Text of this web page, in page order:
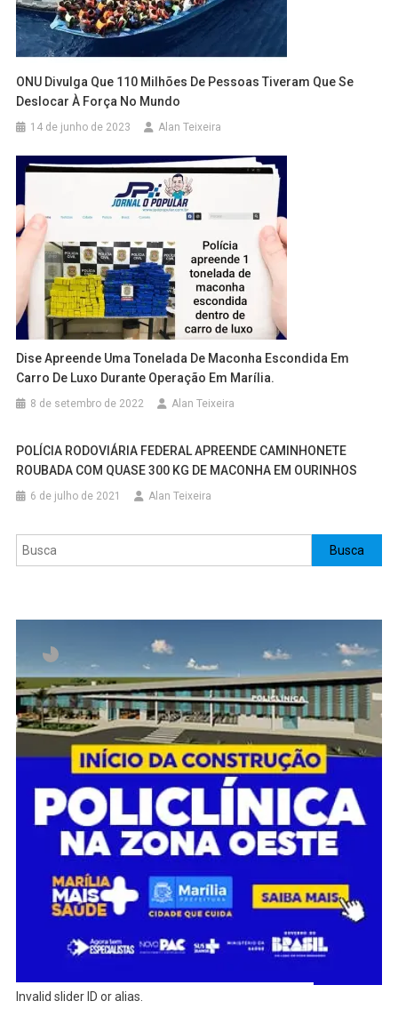
ONU Divulga Que 110 Milhões De Pessoas Tiveram Que Se
Deslocar À Força No Mundo
14 de junho de 2023 Alan Teixeira
Dise Apreende Uma Tonelada De Maconha Escondida Em
Carro De Luxo Durante Operação Em Marília.
8 de setembro de 2022 Alan Teixeira
POLÍCIA RODOVIÁRIA FEDERAL APREENDE CAMINHONETE
ROUBADA COM QUASE 300 KG DE MACONHA EM OURINHOS
6 de julho de 2021 Alan Teixeira
Pesquisar Busca
Invalid slider ID or alias.